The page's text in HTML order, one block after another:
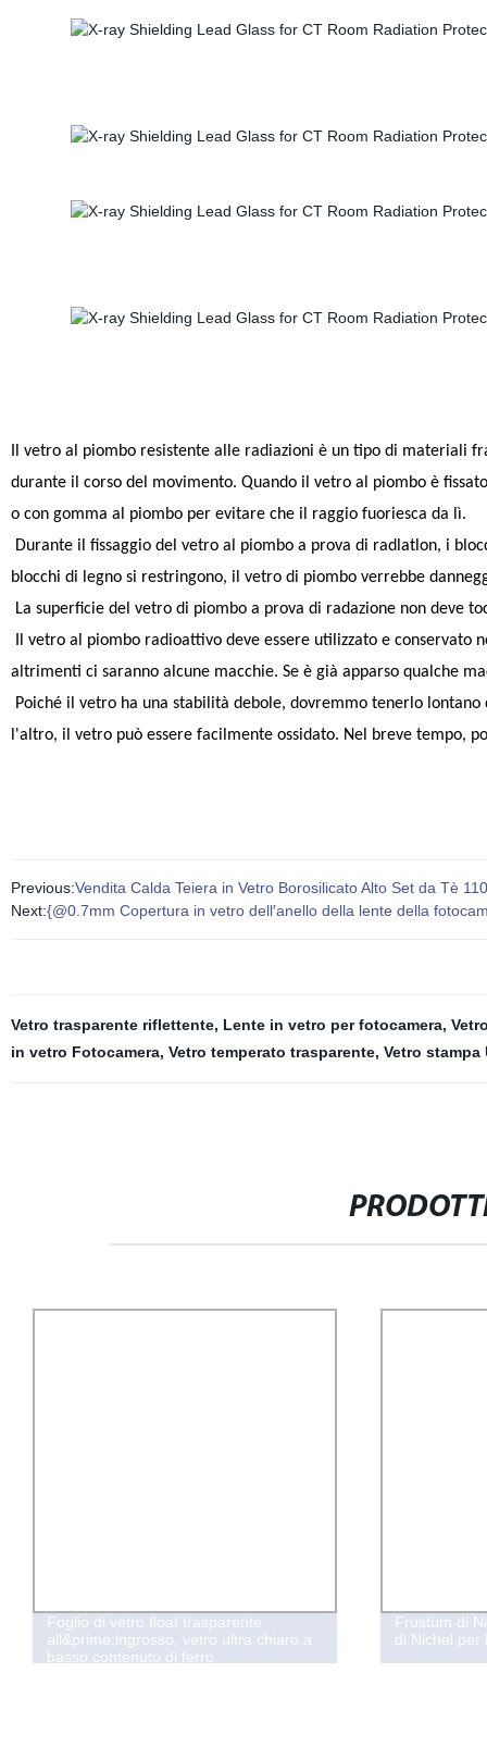
Il vetro al piombo resistente alle radiazioni è un tipo di materiali
durante il corso del movimento. Quando il vetro al piombo è
o con gomma al piombo per evitare che il raggio fuoriesca da lì.
Durante il fissaggio del vetro al piombo a prova di radlatlon, i
blocchi di legno si restringono, il vetro di piombo verrebbe
La superficie del vetro di piombo a prova di radazione non deve
Il vetro al piombo radioattivo deve essere utilizzato e conservato
altrimenti ci saranno alcune macchie. Se è già apparso qualche
Poiché il vetro ha una stabilità debole, dovremmo tenerlo
l'altro, il vetro può essere facilmente ossidato. Nel breve tempo,
Previous:Vendita Calda Teiera in Vetro Borosilicato Alto Set da Tè
Next:{@0.7mm Copertura in vetro dell′anello della lente della
Vetro trasparente riflettente, Lente in vetro per fotocamera,
in vetro Fotocamera, Vetro temperato trasparente, Vetro stampa
Foglio di vetro float trasparente
all&prime;ingrosso, vetro ultra chiaro a
basso contenuto di ferro
Frustum di
di Nichel per